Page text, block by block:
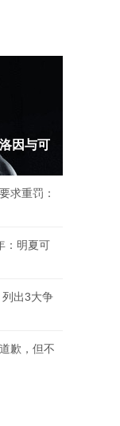
因与可
求重罚：
：明夏可
出3大争
歉，但不